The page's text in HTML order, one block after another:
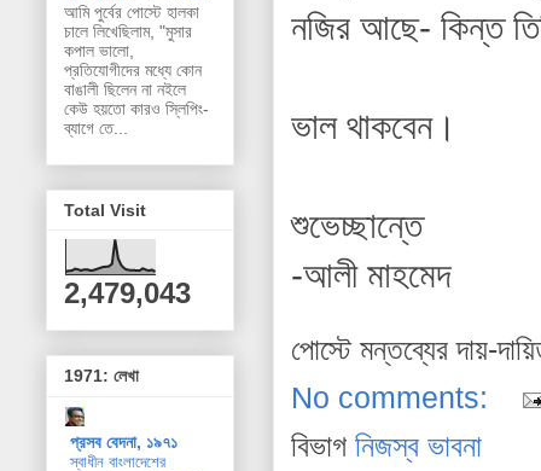
নজির আছে- কিন্ত
ভাল থাকবেন।
শুভেচ্ছান্তে
-আলী মাহমেদ
পোস্টে মন্তব্যের দায়-
No comments:
বিভাগনিজস্ব ভাবনা
আমি পুর্বের পোস্টে হালকা
চালে লিখেছিলাম, "মুসার
কপাল ভালো,
প্রতিযোগীদের মধ্যে কোন
বাঙালী ছিলেন না নইলে
কেউ হয়তো কারও স্লিপিং-
ব্যাগে তে...
Total Visit
2,479,043
1971: লেখা
প্রসব বেদনা, ১৯৭১
স্বাধীন বাংলাদেশের